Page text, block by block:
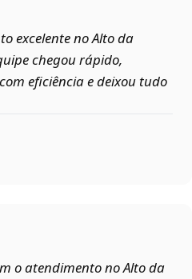
excelente no Alto da
chegou rápido,
eficiência e deixou tudo
o atendimento no Alto da